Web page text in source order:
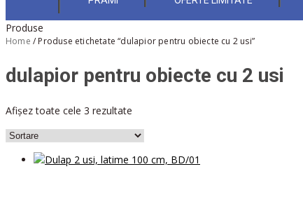
Produse
Home / Produse etichetate “dulapior pentru obiecte cu 2 usi”
dulapior pentru obiecte cu 2 usi
Afișez toate cele 3 rezultate